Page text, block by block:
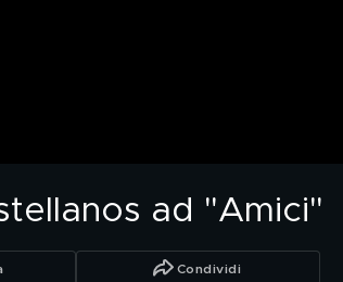
ad "Amici"
Condividi